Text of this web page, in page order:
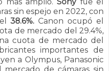
sin espejo en 2022, con
38.6%. Canon ocupó el
de mercado del 29.4%,
cuota de mercado del
importantes de
a Olympus, Panasonic